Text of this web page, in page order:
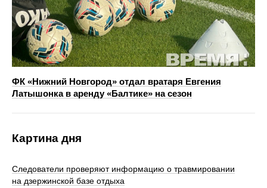
ФК «Нижний Новгород» отдал вратаря Евгения
Латышонка в аренду «Балтике» на сезон
Картина дня
Следователи проверяют информацию о травмировании
на дзержинской базе отдыха